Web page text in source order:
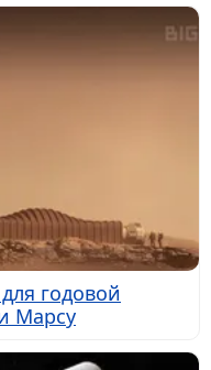
годовой
Марсу